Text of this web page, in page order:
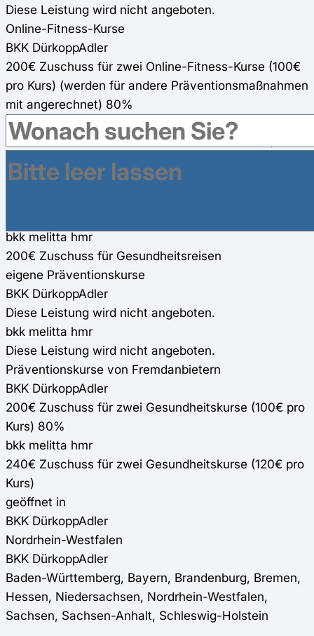
Diese Leistung wird nicht angeboten.
Online-Fitness-Kurse
BKK DürkoppAdler
200€ Zuschuss für zwei Online-Fitness-Kurse (100€
pro Kurs) (werden für andere Präventionsmaßnahmen
mit angerechnet) 80%
bkk melitta hmr
240€ Zuschuss für zwei Online-Fitness-Kurse (120€
pro Kurs)
Gesundheitsreisen
bkk melitta hmr
200€ Zuschuss für Gesundheitsreisen
eigene Präventionskurse
BKK DürkoppAdler
Diese Leistung wird nicht angeboten.
bkk melitta hmr
Diese Leistung wird nicht angeboten.
Präventionskurse von Fremdanbietern
BKK DürkoppAdler
200€ Zuschuss für zwei Gesundheitskurse (100€ pro
Kurs) 80%
bkk melitta hmr
240€ Zuschuss für zwei Gesundheitskurse (120€ pro
Kurs)
geöffnet in
BKK DürkoppAdler
Nordrhein-Westfalen
BKK DürkoppAdler
Baden-Württemberg, Bayern, Brandenburg, Bremen,
Hessen, Niedersachsen, Nordrhein-Westfalen,
Sachsen, Sachsen-Anhalt, Schleswig-Holstein